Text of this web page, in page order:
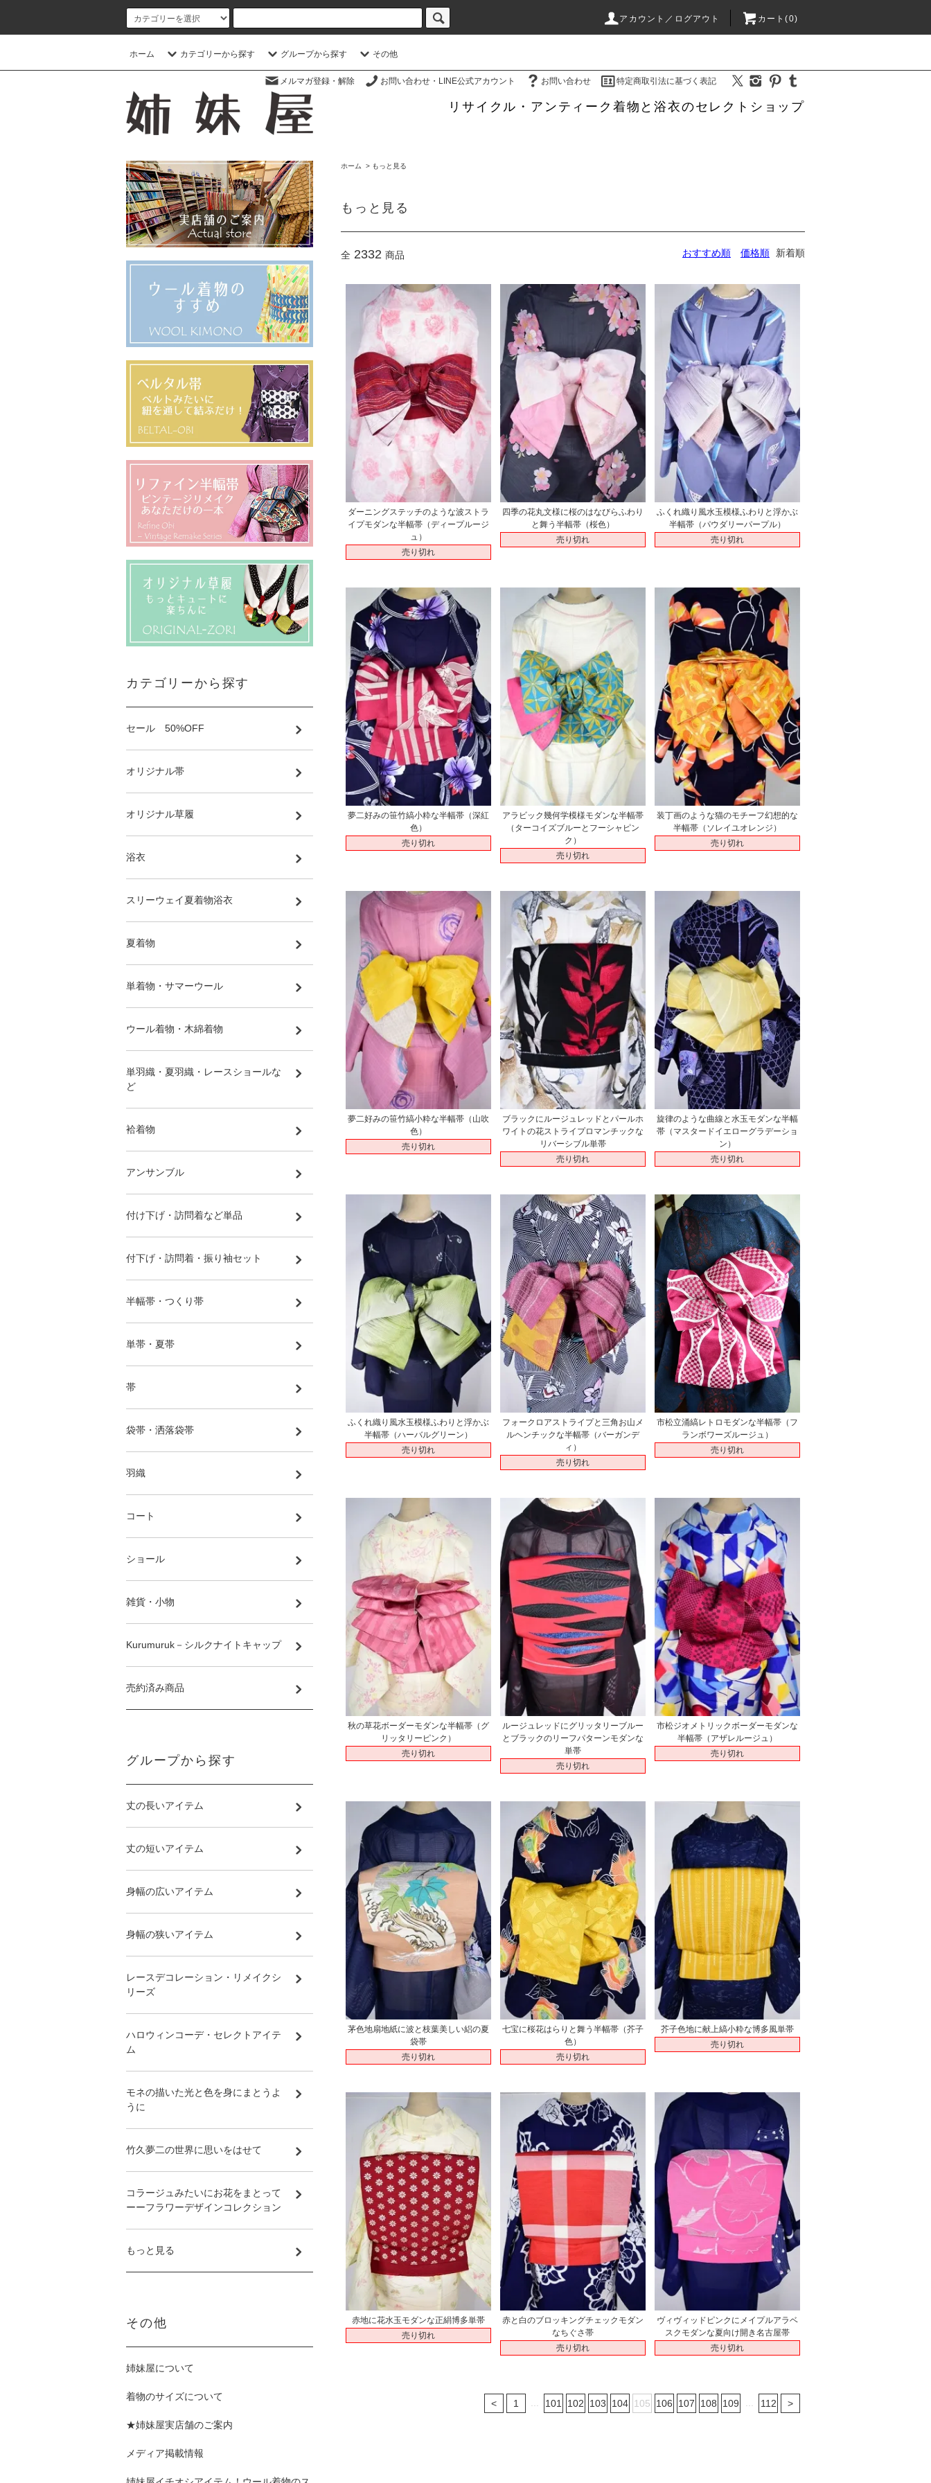
アカウント／ログアウト カート(0)
ホーム カテゴリーから探す グループから探す その他
メルマガ登録・解除 お問い合わせ・LINE公式アカウント お問い合わせ 特定商取引法に基づく表記
リサイクル・アンティーク着物と浴衣のセレクトショップ
ホーム > もっと見る
もっと見る
全 2332 商品 おすすめ順 価格順 新着順
ダーニングステッチのような波ストラ
イプモダンな半幅帯（ディープルージ
ュ）
売り切れ
四季の花丸文様に桜のはなびらふわり
と舞う半幅帯（桜色）
売り切れ
ふくれ織り風水玉模様ふわりと浮かぶ
半幅帯（パウダリーパープル）
売り切れ
夢二好みの笹竹縞小粋な半幅帯（深紅
色）
売り切れ
アラビック幾何学模様モダンな半幅帯
（ターコイズブルーとフーシャピン
ク）
売り切れ
装丁画のような猫のモチーフ幻想的な
半幅帯（ソレイユオレンジ）
売り切れ
夢二好みの笹竹縞小粋な半幅帯（山吹
色）
売り切れ
ブラックにルージュレッドとパールホ
ワイトの花ストライプロマンチックな
リバーシブル単帯
売り切れ
旋律のような曲線と水玉モダンな半幅
帯（マスタードイエローグラデーショ
ン）
売り切れ
ふくれ織り風水玉模様ふわりと浮かぶ
半幅帯（ハーバルグリーン）
売り切れ
フォークロアストライプと三角お山メ
ルヘンチックな半幅帯（バーガンデ
ィ）
売り切れ
市松立涌縞レトロモダンな半幅帯（フ
ランボワーズルージュ）
売り切れ
秋の草花ボーダーモダンな半幅帯（グ
リッタリーピンク）
売り切れ
ルージュレッドにグリッタリーブルー
とブラックのリーフパターンモダンな
単帯
売り切れ
市松ジオメトリックボーダーモダンな
半幅帯（アザレルージュ）
売り切れ
茅色地扇地紙に波と枝葉美しい絽の夏
袋帯
売り切れ
七宝に桜花はらりと舞う半幅帯（芥子
色）
売り切れ
芥子色地に献上縞小粋な博多風単帯
売り切れ
赤地に花水玉モダンな正絹博多単帯
売り切れ
赤と白のブロッキングチェックモダン
なちぐさ帯
売り切れ
ヴィヴィッドピンクにメイプルアラベ
スクモダンな夏向け開き名古屋帯
売り切れ
< 1 101 102 103 104 105 106 107 108 109 112 >
カテゴリーから探す
セール 50%OFF
オリジナル帯
オリジナル草履
浴衣
スリーウェイ夏着物浴衣
夏着物
単着物・サマーウール
ウール着物・木綿着物
単羽織・夏羽織・レースショールな
ど
袷着物
アンサンブル
付け下げ・訪問着など単品
付下げ・訪問着・振り袖セット
半幅帯・つくり帯
単帯・夏帯
帯
袋帯・洒落袋帯
羽織
コート
ショール
雑貨・小物
Kurumuruk－シルクナイトキャップ
売約済み商品
グループから探す
丈の長いアイテム
丈の短いアイテム
身幅の広いアイテム
身幅の狭いアイテム
レースデコレーション・リメイクシ
リーズ
ハロウィンコーデ・セレクトアイテ
ム
モネの描いた光と色を身にまとうよ
うに
竹久夢二の世界に思いをはせて
コラージュみたいにお花をまとって
ーーフラワーデザインコレクション
もっと見る
その他
姉妹屋について
着物のサイズについて
★姉妹屋実店舗のご案内
メディア掲載情報